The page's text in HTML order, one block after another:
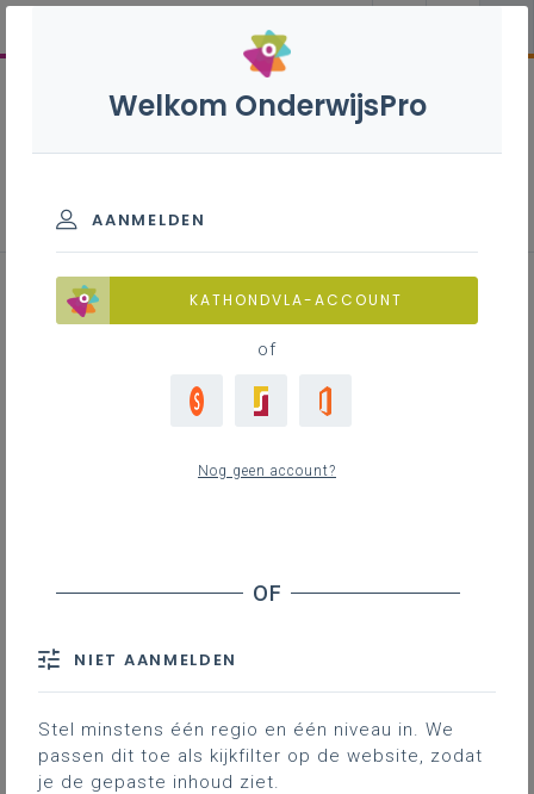
Download het leerplan
Inspirerend materiaal
Ondersteuning op de klasvloer.
Welkom OnderwijsPro
AANMELDEN
KATHONDVLA-ACCOUNT
of
Nog geen account?
NIET AANMELDEN
Stel minstens één regio en één niveau in. We
passen dit toe als kijkfilter op de website, zodat
je de gepaste inhoud ziet.